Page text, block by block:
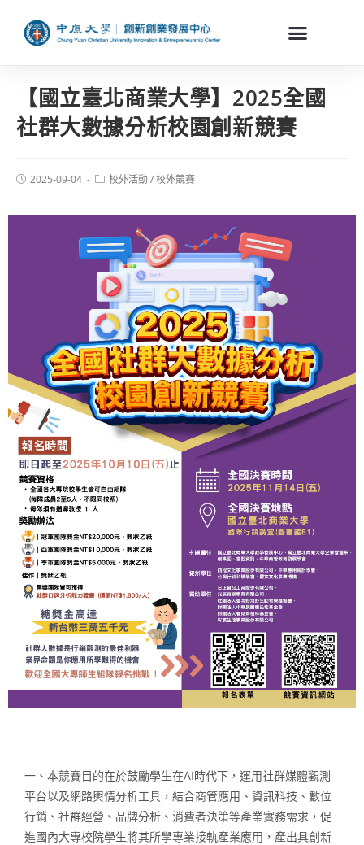
【國立臺北商業大學】2025全國
社群大數據分析校園創新競賽
2025-09-04 校外活動/校外競賽
一、本競賽目的在於鼓勵學生在AI時代下，運用社群媒體觀測
平台以及網路輿情分析工具，結合商管應用、資訊科技、數位
行銷、社群經營、品牌分析、消費者決策等產業實務需求，促
進國內大專校院學生將其所學專業接軌產業應用，產出具創新